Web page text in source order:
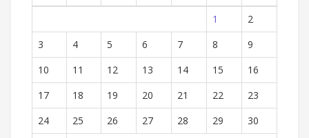
1
2
3
4 5 6 7 8
9
10
11 12 13 14 15
16
17
18 19 20 21 22
23
24
25 26 27 28 29
30